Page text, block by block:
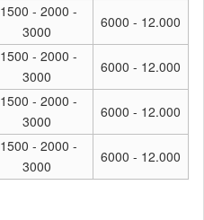
1500 - 2000 -
3000
6000 - 12.000
1500 - 2000 -
3000
6000 - 12.000
1500 - 2000 -
3000
6000 - 12.000
1500 - 2000 -
3000
6000 - 12.000